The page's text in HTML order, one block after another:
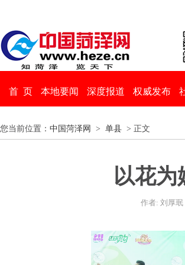
首 页 本地要闻 深度报道 权威发布
您当前位置： 中国菏泽网 > 单县 > 正文
以花为
作者: 刘厚珉